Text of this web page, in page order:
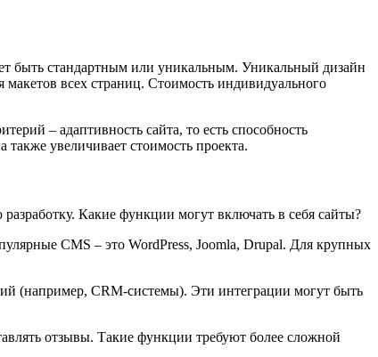
быть стандартным или уникальным. Уникальный дизайн
макетов всех страниц. Стоимость индивидуального
– адаптивность сайта, то есть способность
увеличивает стоимость проекта.
Какие функции могут включать в себя сайты?
CMS – это WordPress, Joomla, Drupal. Для крупных
(например, CRM-системы). Эти интеграции могут быть
отзывы. Такие функции требуют более сложной